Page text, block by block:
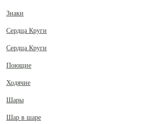
Знаки
Сердца Круги
Сердца Круги
Поющие
Ходячие
Шары
Шар в шаре